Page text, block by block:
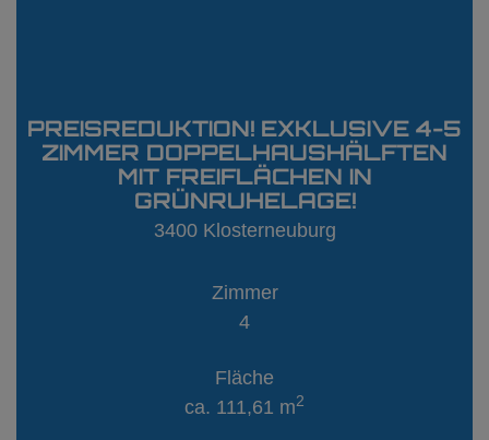
PREISREDUKTION! EXKLUSIVE 4-5
ZIMMER DOPPELHAUSHÄLFTEN
MIT FREIFLÄCHEN IN
GRÜNRUHELAGE!
3400 Klosterneuburg
Zimmer
4
Fläche
ca. 111,61 m2